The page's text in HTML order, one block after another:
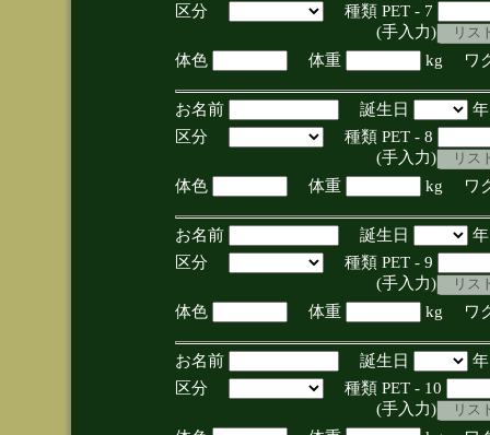
区分
種類 PET - 7
(手入力)
体色
体重 kg ワ
お名前 誕生日
区分
種類 PET - 8
(手入力)
体色
体重 kg ワ
お名前 誕生日
区分
種類 PET - 9
(手入力)
体色
体重 kg ワ
お名前 誕生日
区分
種類 PET - 10
(手入力)